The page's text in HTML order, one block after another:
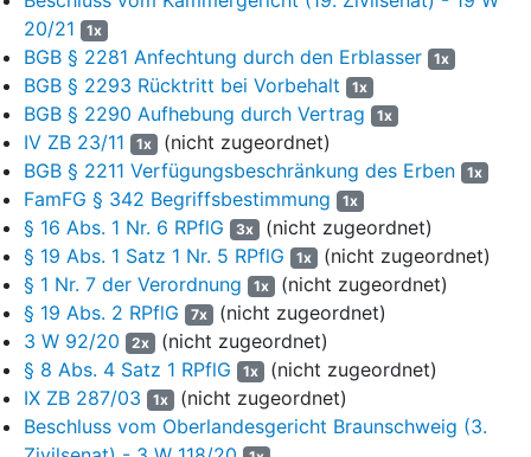
Abkömmlinge der Erblasserin mit Vollendung des 25.
Lebensjahres unbeschränkte Vollerben werden, handele es sich
außerdem um eine einseitige Verfügung im Sinne des § 2298
BGB , die keiner Bindungswirkung unterliege. Der Erbvertrag habe
sicherstellen sollen, dass bis zum 25. Lebensjahr der Kinder eine
Vor- und Nacherbschaftsregelung mit entsprechender
Testamentsvollstreckung eingerichtet werde. Die Eltern der
Erblasserin als damalige Vertragspartner hätten kein Interesse an
einer zeitlich darüber hinausgehenden vertraglichen Bindung
gehabt. Deshalb habe die Erblasserin die Einsetzung ihrer Kinder
als Erben in dem Testament vom 20.08.2018 durch die
Anordnung der Testamentsvollstreckung wirksam einschränken
können.
Das Amtsgericht - Nachlassgericht - hat den Antrag vom
14.11.2024 auf Erteilung eines Testamentsvollstreckerzeugnisses
durch Beschluss der Rechtspflegerin vom 21.02.2025
20/21
1x
BGB § 2281 Anfechtung durch den Erblasser 1x
BGB § 2293 Rücktritt bei Vorbehalt 1x
BGB § 2290 Aufhebung durch Vertrag 1x
IV ZB 23/11 1x (nicht zugeordnet)
BGB § 2211 Verfügungsbeschränkung des Erben
1x
FamFG § 342 Begriffsbestimmung 1x
§ 16 Abs. 1 Nr. 6 RPflG 3x (nicht zugeordnet)
§ 19 Abs. 1 Satz 1 Nr. 5 RPflG
1x (nicht zugeordnet)
§ 1 Nr. 7 der Verordnung
1x (nicht zugeordnet)
§ 19 Abs. 2 RPflG
7x (nicht zugeordnet)
3 W 92/20
2x (nicht zugeordnet)
§ 8 Abs. 4 Satz 1 RPflG
1x (nicht zugeordnet)
IX ZB 287/03
1x (nicht zugeordnet)
Beschluss vom Oberlandesgericht Braunschweig (3.